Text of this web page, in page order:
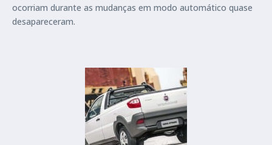
ocorriam durante as mudanças em modo automático quase
desapareceram.